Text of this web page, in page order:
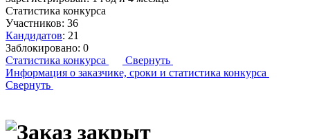
Статистика конкурса
Участников: 36
Кандидатов: 21
Заблокировано: 0
Статистика конкурса
Свернуть
Информация о заказчике, сроки и статистика конкурса
Свернуть